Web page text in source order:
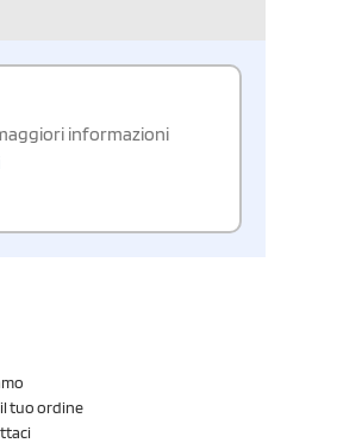
informazioni
tuo ordine